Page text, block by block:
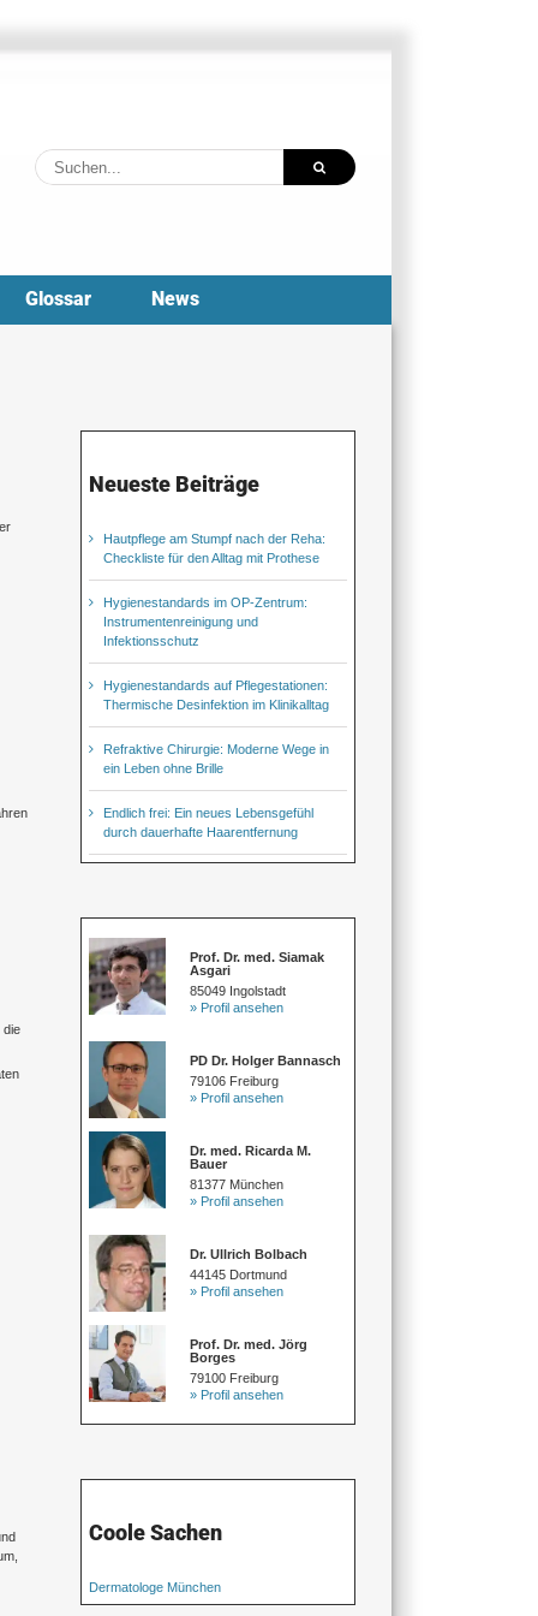
Suche
nach:
Glossar News
die
Neueste Beiträge
Hautpflege am Stumpf nach der Reha:
Checkliste für den Alltag mit Prothese
Hygienestandards im OP-Zentrum:
Instrumentenreinigung und
Infektionsschutz
Hygienestandards auf Pflegestationen:
Thermische Desinfektion im Klinikalltag
Refraktive Chirurgie: Moderne Wege in
ein Leben ohne Brille
Endlich frei: Ein neues Lebensgefühl
durch dauerhafte Haarentfernung
Prof. Dr. med. Siamak
Asgari
85049 Ingolstadt
» Profil ansehen
PD Dr. Holger Bannasch
79106 Freiburg
» Profil ansehen
Dr. med. Ricarda M.
Bauer
81377 München
» Profil ansehen
Dr. Ullrich Bolbach
44145 Dortmund
» Profil ansehen
Prof. Dr. med. Jörg
Borges
79100 Freiburg
» Profil ansehen
Coole Sachen
Dermatologe München